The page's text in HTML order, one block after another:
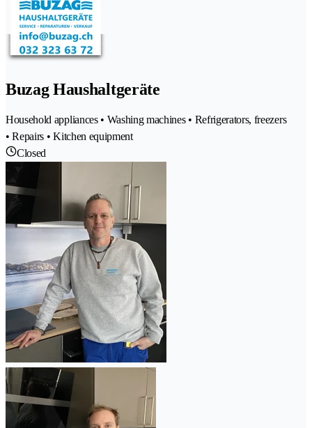
Buzag Haushaltgeräte
Household appliances • Washing machines • Refrigerators, freezers
• Repairs • Kitchen equipment
Closed